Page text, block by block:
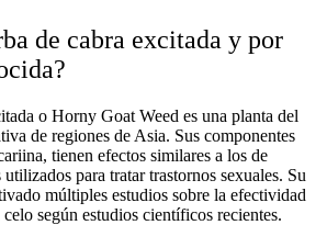
de cabra excitada y por
o Horny Goat Weed es una planta del
de regiones de Asia. Sus componentes
tienen efectos similares a los de
para tratar trastornos sexuales. Su
múltiples estudios sobre la efectividad
según estudios científicos recientes.